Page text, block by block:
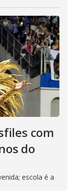
com
do
escola é a